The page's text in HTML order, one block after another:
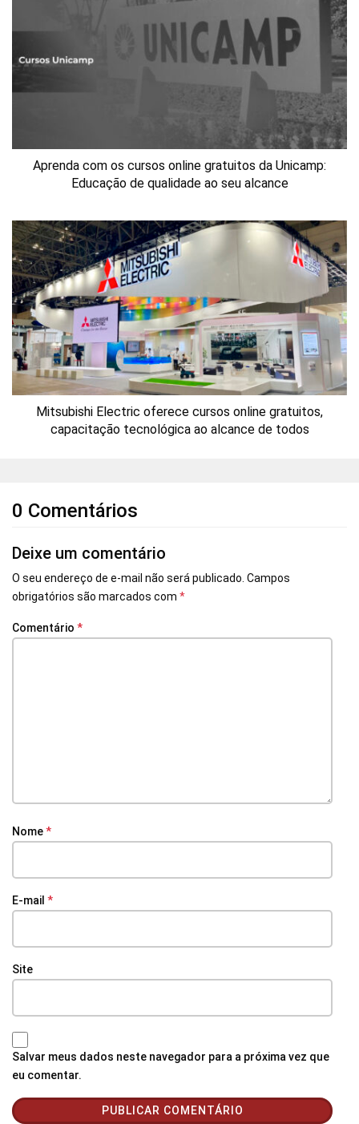
Aprenda com os cursos online gratuitos da Unicamp:
Educação de qualidade ao seu alcance
Mitsubishi Electric oferece cursos online gratuitos,
capacitação tecnológica ao alcance de todos
0 Comentários
Deixe um comentário
O seu endereço de e-mail não será publicado. Campos
obrigatórios são marcados com *
Comentário *
Nome*
E-mail *
Site
Salvar meus dados neste navegador para a próxima vez que
eu comentar.